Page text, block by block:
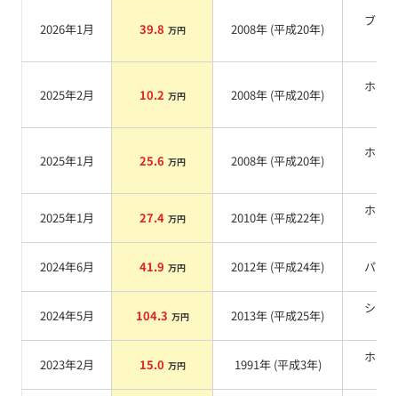
2026年1月 39.8 万円 2008年 (平成20年)
ブラ
2025年2月 10.2 万円 2008年 (平成20年)
ホワ
2025年1月 25.6 万円 2008年 (平成20年)
ホワ
2025年1月 27.4 万円 2010年 (平成22年)
ホワ
2024年6月 41.9 万円 2012年 (平成24年) パール
2024年5月 104.3 万円 2013年 (平成25年)
シル
2023年2月 15.0 万円 1991年 (平成3年)
ホワ